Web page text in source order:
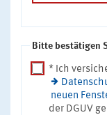
Bitte bestätigen
* Ich
neuen
der DGUV